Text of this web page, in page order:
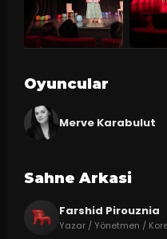
Oyuncular
Merve Karabulut
Sahne Arkasi
Farshid Pirouznia
Yazar / Yönetmen /